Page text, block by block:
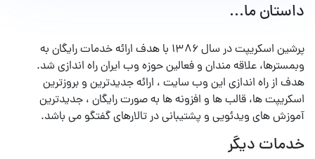
داستان ما...
پرشین اسکریپت در سال ۱۳۸۶ با هدف ارائه خدمات رایگان به
وبمسترها، علاقه مندان و فعالین حوزه وب ایران راه اندازی شد.
هدف از راه اندازی این وب سایت ، ارائه جدیدترین و بروزترین
اسکریپت ها، قالب ها و افزونه ها به صورت رایگان ، جدیدترین
آموزش های ویدئویی و پشتیبانی در تالارهای گفتگو می باشد.
خدمات دیگر